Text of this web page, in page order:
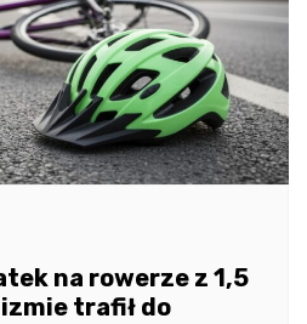
na rowerze z 1,5
trafił do